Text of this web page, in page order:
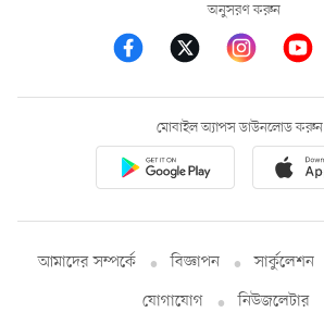
অনুসরণ করুন
মোবাইল অ্যাপস ডাউনলোড করুন
আমাদের সম্পর্কে বিজ্ঞাপন সার্কুলেশন
যোগাযোগ
নিউজলেটার